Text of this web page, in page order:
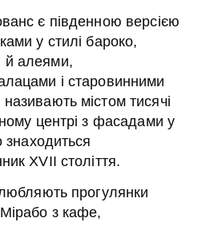
є південною версією
у стилі бароко,
й алеями,
і старовинними
містом тисячі
центрі з фасадами у
знаходиться
XVII століття.
прогулянки
з кафе,